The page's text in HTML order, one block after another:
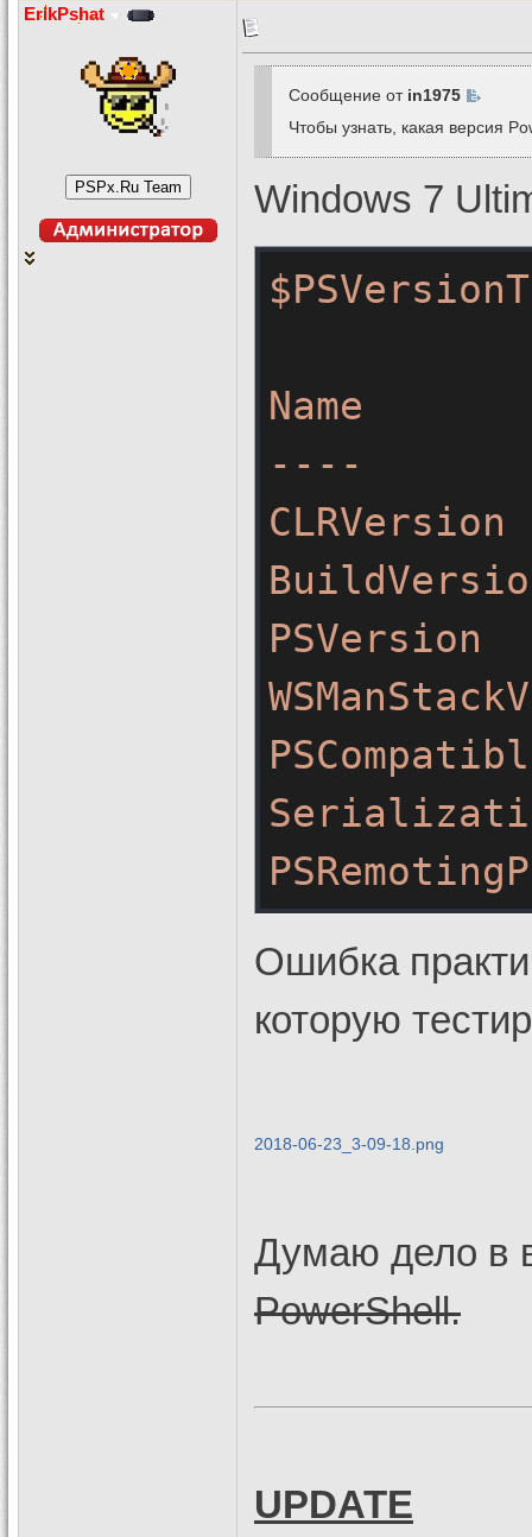
ErikPshat
Сообщение от in1975
Чтобы узнать, какая версия
Windows 7
Name
----
CLRVersion
PSVersion
Ошибка
которую
2018-06-23_3-09-18.png
Думаю дело в
PowerShell.
UPDATE